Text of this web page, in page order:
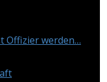
Offizier werden…